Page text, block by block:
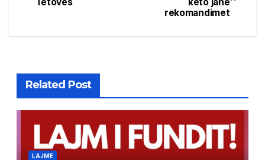
navigation
këto janë
rekomandimet
Tetovës
Related Post
LAJME